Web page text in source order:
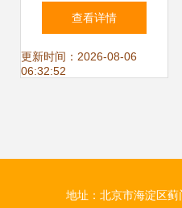
象设计展示 企业形
象策划的深度解析
查看详情
更新时间：2026-08-06
06:32:52
地址：北京市海淀区